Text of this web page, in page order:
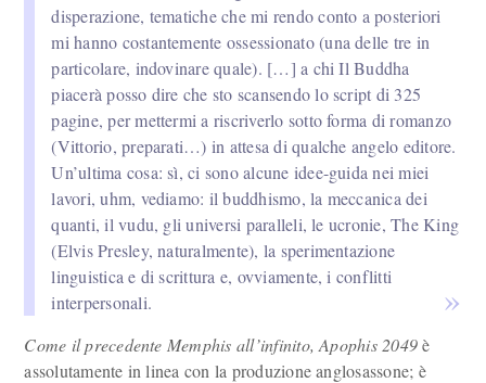
disperazione, tematiche che mi rendo conto a posteriori
mi hanno costantemente ossessionato (una delle tre in
particolare, indovinare quale). […] a chi Il Buddha
piacerà posso dire che sto scansendo lo script di 325
pagine, per mettermi a riscriverlo sotto forma di romanzo
(Vittorio, preparati…) in attesa di qualche angelo editore.
Un’ultima cosa: sì, ci sono alcune idee-guida nei miei
lavori, uhm, vediamo: il buddhismo, la meccanica dei
quanti, il vudu, gli universi paralleli, le ucronie, The King
(Elvis Presley, naturalmente), la sperimentazione
linguistica e di scrittura e, ovviamente, i conflitti
interpersonali.
Come il precedente Memphis all’infinito, Apophis 2049è
assolutamente in linea con la produzione anglosassone; è